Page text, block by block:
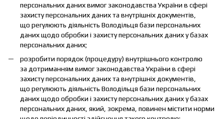
персональних даних вимог законодавства України в сфері
захисту персональних даних та внутрішніх документів,
що регулюють діяльність Володільця бази персональних
даних щодо обробки і захисту персональних даних у базах
персональних даних;
розробити порядок (процедуру) внутрішнього контролю
за дотриманням вимог законодавства України в сфері
захисту персональних даних та внутрішніх документів,
що регулюють діяльність Володільця бази персональних
даних щодо обробки і захисту персональних даних у базах
персональних даних, який, зокрема, повинен містити норми